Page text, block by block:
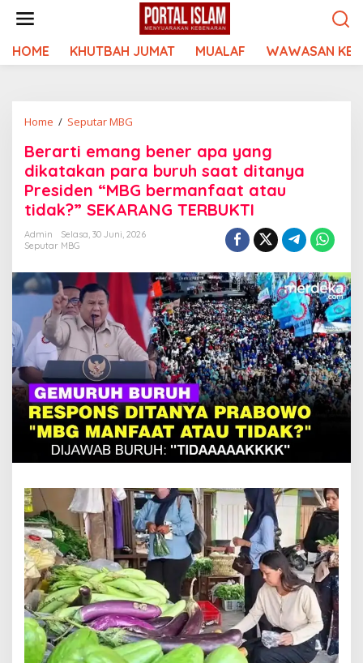
HOME KHUTBAH JUMAT MUALAF WAWASAN
Home / Seputar MBG
bener
apa
yang
dikatakan
para
buruh
Presiden
"MBG
bermanfaat
atau
tidak?"
SEKARANG
TERBUKTI
Berarti emang bener apa yang
dikatakan para buruh saat ditanya
Presiden “MBG bermanfaat atau
tidak?” SEKARANG TERBUKTI
Admin
Selasa, 30 Juni, 2026
Seputar MBG